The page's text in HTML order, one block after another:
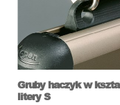
Gruby haczyk w
litery S